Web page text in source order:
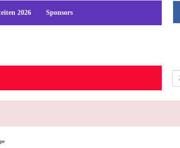
2026 Sponsors